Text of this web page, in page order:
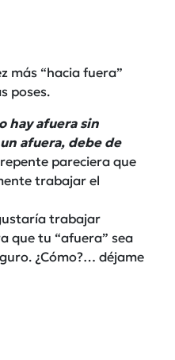
más “hacia fuera”
poses.
hay afuera sin
afuera, debe de
pareciera que
trabajar el
trabajar
que tu “afuera” sea
¿Cómo?… déjame